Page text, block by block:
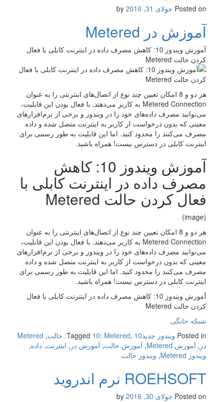
Posted on جولای 31, 2016
آموزش در Metered
آموزش ویندوز 10: کاهش مصرف داده در اینترنت کابلی با فعال
کردن حالت Metered
هر دو و 8 امکان تعیین چند نوع از اتصال‌های اینترنتی را به عنوان
Metered Connection به کاربر می‌دهند. با فعال بودن این قابلیت،
می‌توانید مصرف داده‌های خود را در ویندوز و برخی از نرم‌افزارهای
معینی که بدون درخواست از کاربر به اینترنت متصل شده و داده
مصرف می‌کنند را محدود کنید. اما این قابلیت به طور رسمی برای
اینترنت کابلی در دسترس نیست! همراه باشید.
آموزش ویندوز 10: کاهش
مصرف داده در اینترنت کابلی با
فعال کردن حالت Metered
(image)
هر دو و 8 امکان تعیین چند نوع از اتصال‌های اینترنتی را به عنوان
Metered Connection به کاربر می‌دهند. با فعال بودن این قابلیت،
می‌توانید مصرف داده‌های خود را در ویندوز و برخی از نرم‌افزارهای
معینی که بدون درخواست از کاربر به اینترنت متصل شده و داده
مصرف می‌کنند را محدود کنید. اما این قابلیت به طور رسمی برای
اینترنت کابلی در دسترس نیست! همراه باشید.
آموزش ویندوز 10: کاهش مصرف داده در اینترنت کابلی با فعال
کردن حالت Metered
شبکه خانگی
Posted in ویندوز جدید Tagged 10: Metered, 10: حالت ,
Metered
در ,آموزش Metered ,آموزش حالت,آموزش در , اینترنت, داده,
ویندوز Metered
, ویندوز حالت
ROEHSOFT نرم اندروید
Posted on جولای 30, 2016